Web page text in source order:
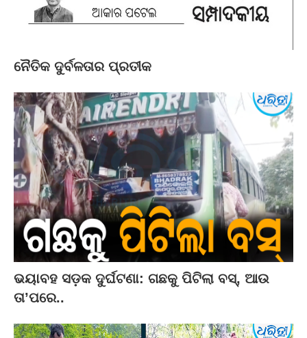
ନୈତିକ ଦୁର୍ବଳତାର ପ୍ରତୀକ
ଭୟାବହ ସଡ଼କ ଦୁର୍ଘଟଣା: ଗଛକୁ ପିଟିଲା ବସ୍‌, ଆଉ
ତା’ପରେ..